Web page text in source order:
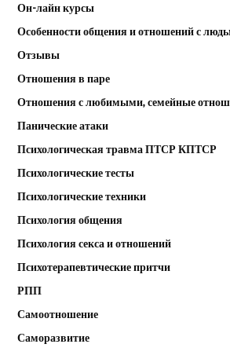
Он-лайн курсы
Особенности общения и отношений с
Отзывы
Отношения в паре
Отношения с любимыми, семейные
Панические атаки
Психологическая травма ПТСР КПТСР
Психологические тесты
Психологические техники
Психология общения
Психология секса и отношений
Психотерапевтические притчи
РПП
Самоотношение
Саморазвитие